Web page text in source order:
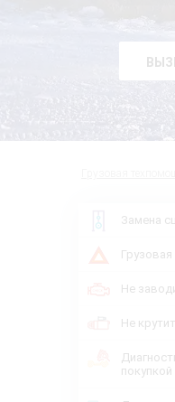
Замена
Не
Не
покупкой